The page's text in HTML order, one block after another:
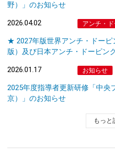
野）」のお知らせ
2026.04.02 アンチ・
★ 2027年版世界アンチ・ドー
版）及び日本アンチ・ドーピン
2026.01.17 お知らせ
2025年度指導者更新研修「中央
京）」のお知らせ
もっと